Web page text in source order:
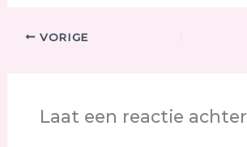
VORIGE
Laat een reactie achter